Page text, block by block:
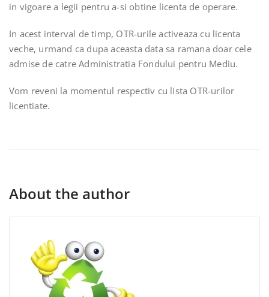
in vigoare a legii pentru a-si obtine licenta de operare.
In acest interval de timp, OTR-urile activeaza cu licenta
veche, urmand ca dupa aceasta data sa ramana doar cele
admise de catre Administratia Fondului pentru Mediu.
Vom reveni la momentul respectiv cu lista OTR-urilor
licentiate.
About the author